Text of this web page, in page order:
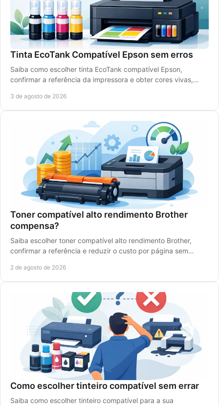
Tinta EcoTank Compatível Epson sem erros
Saiba como escolher tinta EcoTank compatível Epson,
confirmar a referência da impressora e obter cores vivas,
3 de agosto de 2026
Toner compatível alto rendimento Brother
compensa?
Saiba escolher toner compatível alto rendimento Brother,
confirmar a referência e reduzir o custo por página sem
2 de agosto de 2026
Como escolher tinteiro compatível sem errar
Saiba como escolher tinteiro compatível para a sua